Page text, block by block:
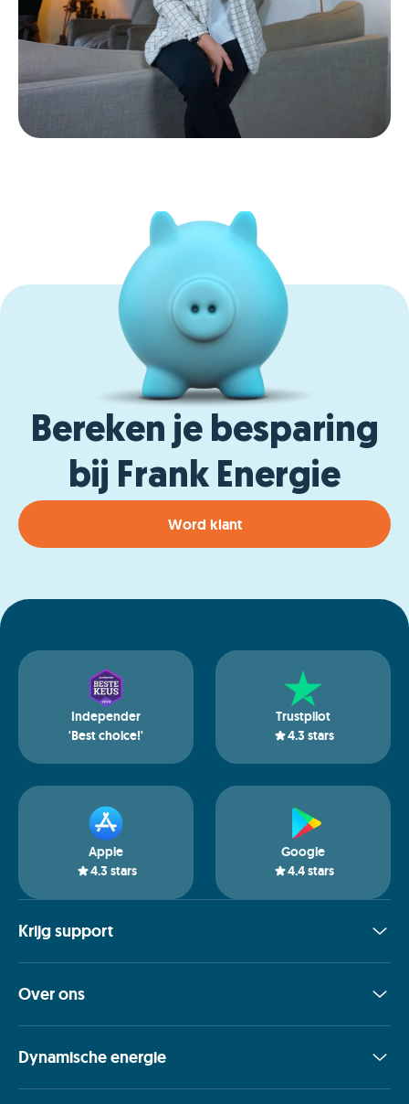
Bereken je besparing
bij Frank Energie
Word klant
Independer
'Best choice!'
Trustpilot
4.3 stars
Apple
4.3 stars
Google
4.4stars
Krijg support
Over ons
Dynamische energie